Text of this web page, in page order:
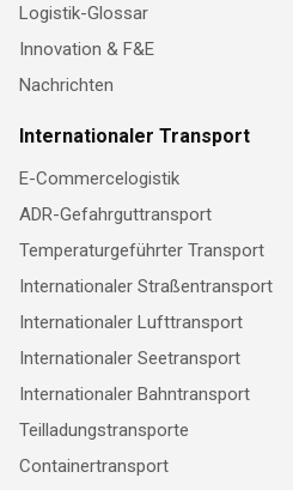
Logistik-Glossar
Innovation & F&E
Nachrichten
Internationaler Transport
E-Commercelogistik
ADR-Gefahrguttransport
Temperaturgeführter Transport
Internationaler Straßentransport
Internationaler Lufttransport
Internationaler Seetransport
Internationaler Bahntransport
Teilladungstransporte
Containertransport